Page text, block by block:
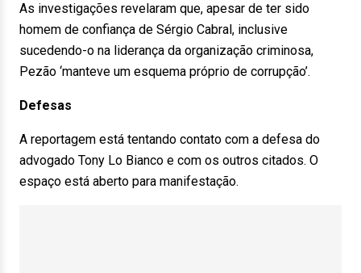
As investigações revelaram que, apesar de ter sido
homem de confiança de Sérgio Cabral, inclusive
sucedendo-o na liderança da organização criminosa,
Pezão ‘manteve um esquema próprio de corrupção’.
Defesas
A reportagem está tentando contato com a defesa do
advogado Tony Lo Bianco e com os outros citados. O
espaço está aberto para manifestação.